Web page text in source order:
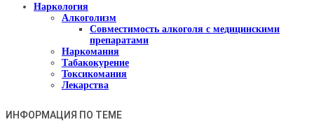
Наркология
Алкоголизм
Совместимость алкоголя с медицинскими
препаратами
Наркомания
Табакокурение
Токсикомания
Лекарства
ИНФОРМАЦИЯ ПО ТЕМЕ